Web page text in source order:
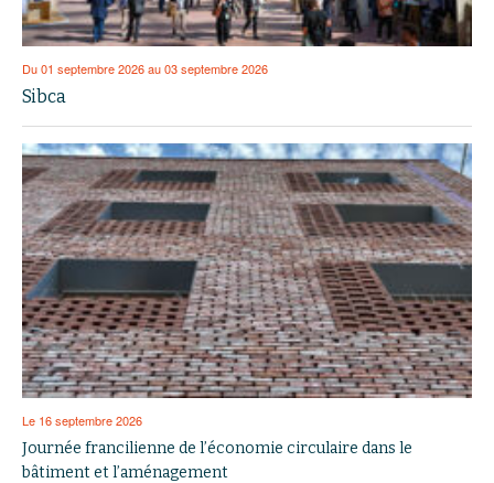
Du 01 septembre 2026 au 03 septembre 2026
Sibca
Le 16 septembre 2026
Journée francilienne de l’économie circulaire dans le
bâtiment et l’aménagement